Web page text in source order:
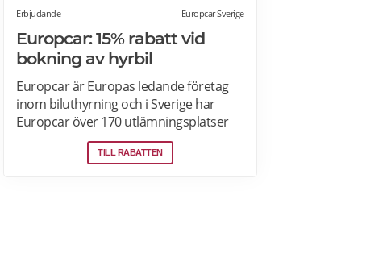
Erbjudande Europcar Sverige
Europcar: 15% rabatt vid
bokning av hyrbil
Europcar är Europas ledande företag
inom biluthyrning och i Sverige har
Europcar över 170 utlämningsplatser
och mer än 6000 bilar. Ta del av våra
aktuella erbjudanden och läs mer om
TILL RABATTEN